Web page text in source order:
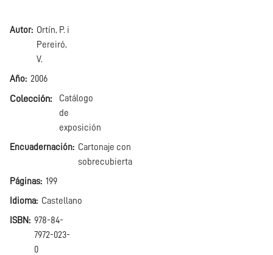
Autor
Ortín, P. i
Pereiró,
V.
Año 2006
Colección
Catálogo
de
exposición
Encuadernación
Cartonaje con
sobrecubierta
Páginas 199
Idioma Castellano
ISBN
978-84-
7972-023-
0